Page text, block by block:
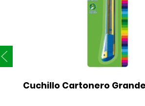
Cuchillo Cartonero Grande